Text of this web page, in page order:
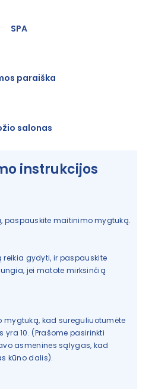
SPA
paraiška
salonas
instrukcijos
paspauskite maitinimo mygtuką.
reikia gydyti, ir paspauskite
jei matote mirksinčią
mygtuką, kad sureguliuotumėte
10. (Prašome pasirinkti
asmenines sąlygas, kad
kūno dalis).